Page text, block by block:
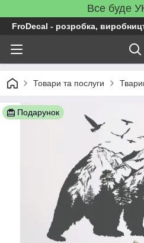
Все буде
FroDecal - розробка,
Товари та послуги
Подарунок